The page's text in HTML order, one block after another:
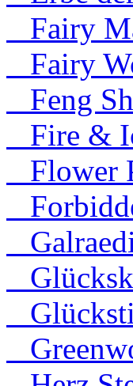
Fairy
Fairy
Feng
Fire &
Flower